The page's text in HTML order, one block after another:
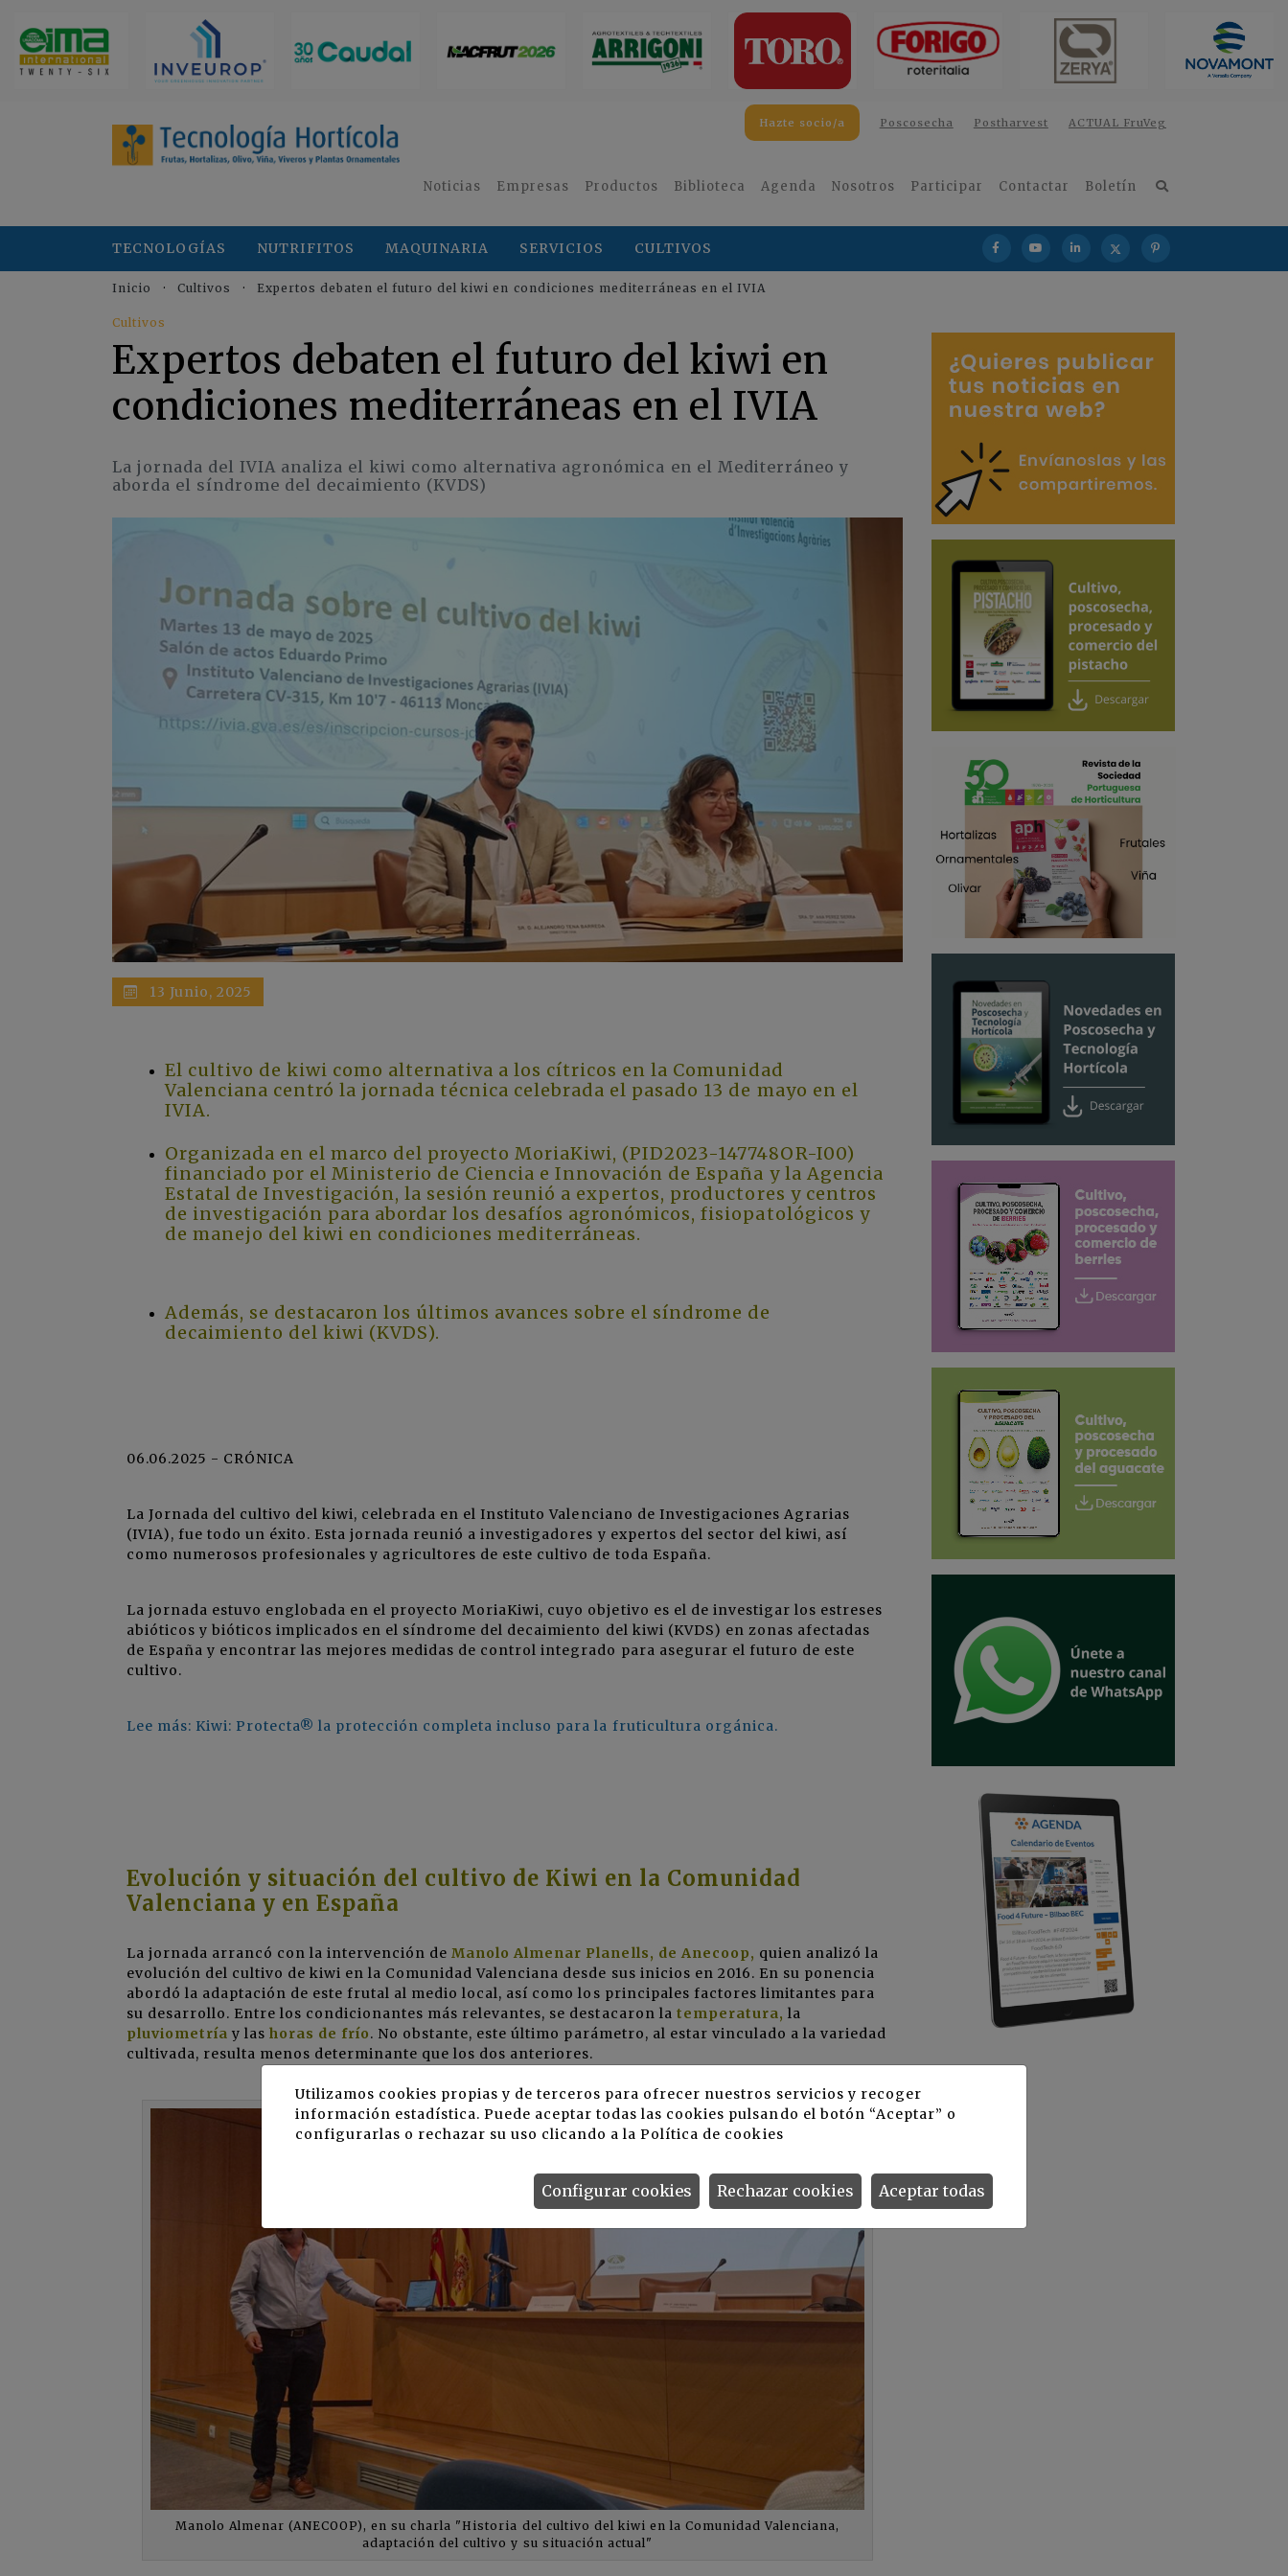
Hazte socio/a Poscosecha Postharvest ACTUAL FruVeg
Noticias Empresas Productos Biblioteca Agenda Nosotros Participar Contactar Boletín
TECNOLOGÍAS NUTRIFITOS MAQUINARIA SERVICIOS CULTIVOS
Inicio Cultivos Expertos debaten el futuro del kiwi en condiciones mediterráneas en el IVIA
Cultivos
Expertos debaten el futuro del kiwi en
condiciones mediterráneas en el IVIA
La jornada del IVIA analiza el kiwi como alternativa agronómica en el Mediterráneo y
aborda el síndrome del decaimiento (KVDS)
13 Junio, 2025
El cultivo de kiwi como alternativa a los cítricos en la Comunidad
Valenciana centró la jornada técnica celebrada el pasado 13 de mayo en el
IVIA.
Organizada en el marco del proyecto MoriaKiwi, (PID2023-147748OR-I00)
financiado por el Ministerio de Ciencia e Innovación de España y la Agencia
Estatal de Investigación, la sesión reunió a expertos, productores y centros
de investigación para abordar los desafíos agronómicos, fisiopatológicos y
de manejo del kiwi en condiciones mediterráneas.
Además, se destacaron los últimos avances sobre el síndrome de
decaimiento del kiwi (KVDS).
06.06.2025 - CRÓNICA
La Jornada del cultivo del kiwi, celebrada en el Instituto Valenciano de Investigaciones Agrarias
(IVIA), fue todo un éxito. Esta jornada reunió a investigadores y expertos del sector del kiwi, así
como numerosos profesionales y agricultores de este cultivo de toda España.
La jornada estuvo englobada en el proyecto MoriaKiwi, cuyo objetivo es el de investigar los estreses
abióticos y bióticos implicados en el síndrome del decaimiento del kiwi (KVDS) en zonas afectadas
de España y encontrar las mejores medidas de control integrado para asegurar el futuro de este
cultivo.
Lee más: Kiwi: Protecta® la protección completa incluso para la fruticultura orgánica.
Evolución y situación del cultivo de Kiwi en la Comunidad
Valenciana y en España
La jornada arrancó con la intervención deManolo Almenar Planells, de Anecoop, quien analizó la
evolución del cultivo de kiwi en la Comunidad Valenciana desde sus inicios en 2016. En su ponencia
abordó la adaptación de este frutal al medio local, así como los principales factores limitantes para
su desarrollo. Entre los condicionantes más relevantes, se destacaron la temperatura, la
pluviometría y lashoras de frío. No obstante, este último parámetro, al estar vinculado a la variedad
cultivada, resulta menos determinante que los dos anteriores.
Manolo Almenar (ANECOOP), en su charla "Historia del cultivo del kiwi en la Comunidad Valenciana,
adaptación del cultivo y su situación actual"
Utilizamos cookies propias y de terceros para ofrecer nuestros servicios y recoger
información estadística. Puede aceptar todas las cookies pulsando el botón “Aceptar” o
configurarlas o rechazar su uso clicando a laPolítica de cookies
Aceptar todas
Rechazar cookies
Configurar cookies